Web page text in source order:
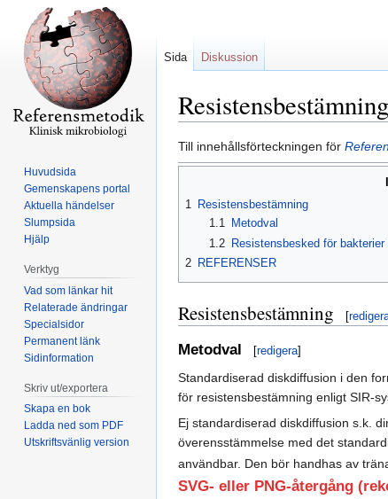
Hoppa
till
Hoppa
till
Till innehållsförteckningen för
1 Resistensbestämning
1.1
Metodval
1.2 Resistensbesked för
2 REFERENSER
Resistensbestämning [
Metodval [redigera]
Standardiserad diskdiffusion i den
för resistensbestämning enligt SIR-
Ej standardiserad diskdiffusion s.k.
överensstämmelse med det
användbar. Den bör handhas av
SVG- eller PNG-återgång
Sida Diskussion
Huvudsida
Gemenskapens portal
Aktuella händelser
Slumpsida
Hjälp
Verktyg
Vad som länkar hit
Relaterade ändringar
Specialsidor
Permanent länk
Sidinformation
Skriv ut/exportera
Skapa en bok
Ladda ned som PDF
Utskriftsvänlig version